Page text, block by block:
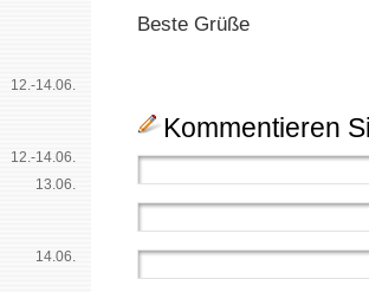
12.-14.06.
12.-14.06.
13.06.
14.06.
Beste Grüße
Kommentieren